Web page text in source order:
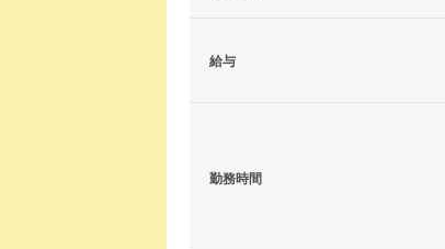
給与
勤務時間